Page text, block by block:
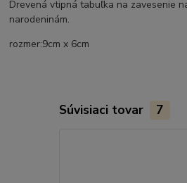
Drevená vtipná tabuľka na zavesenie
narodeninám.
rozmer:9cm x 6cm
Súvisiaci tovar 7